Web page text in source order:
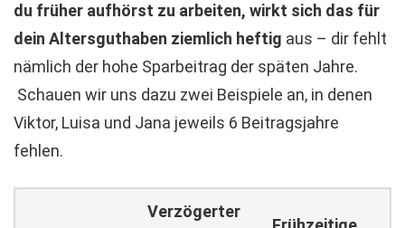
du früher aufhörst zu arbeiten, wirkt sich das für
dein Altersguthaben ziemlich heftig aus – dir fehlt
nämlich der hohe Sparbeitrag der späten Jahre.
Schauen wir uns dazu zwei Beispiele an, in denen
Viktor, Luisa und Jana jeweils 6 Beitragsjahre
fehlen.
Verzögerter